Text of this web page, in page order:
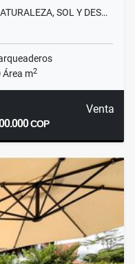
SOL Y DES…
Área m2
Venta
COP